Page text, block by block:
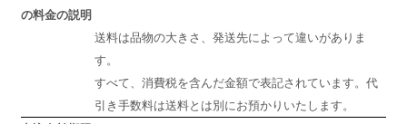
の料金の説明
送料は品物の大きさ、発送先によって違いがありま
す。
すべて、消費税を含んだ金額で表記されています。代
引き手数料は送料とは別にお預かりいたします。